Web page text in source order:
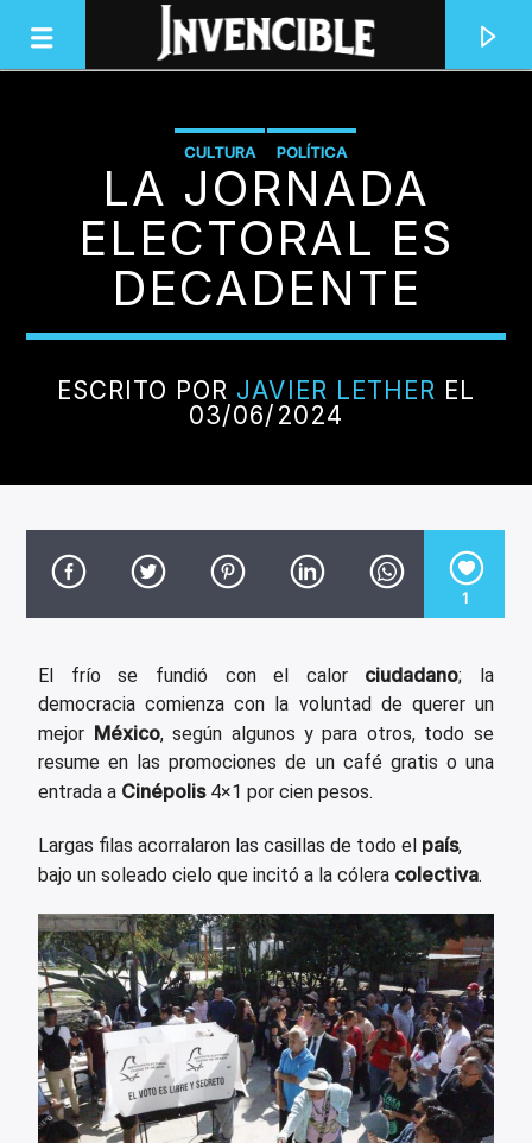
INVENCIBLE RADIO
JUNTOS SOMOS INVENCIBLES
CANCIÓN ACTUAL
TÍTULO
Invencible Radio
CULTURA POLÍTICA
LA JORNADA
ELECTORAL ES
DECADENTE
ESCRITO POR JAVIER LETHER EL
03/06/2024
1
El frío se fundió con el calor ciudadano; la
democracia comienza con la voluntad de querer un
mejor México, según algunos y para otros, todo se
resume en las promociones de un café gratis o una
entrada a Cinépolis4×1 por cien pesos.
Largas filas acorralaron las casillas de todo el país,
bajo un soleado cielo que incitó a la cólera colectiva.